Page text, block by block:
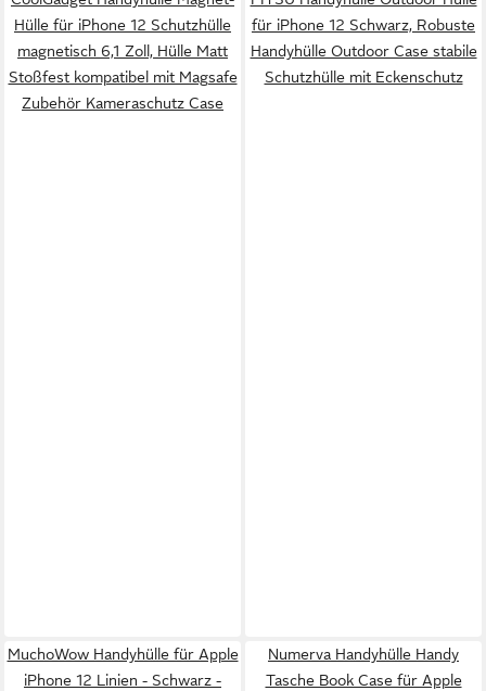
Hülle für iPhone 12 Schutzhülle
magnetisch 6,1 Zoll, Hülle Matt
Stoßfest kompatibel mit Magsafe
Zubehör Kameraschutz Case
für iPhone 12 Schwarz, Robuste
Handyhülle Outdoor Case stabile
Schutzhülle mit Eckenschutz
MuchoWow Handyhülle für Apple
iPhone 12 Linien - Schwarz -
Numerva Handyhülle Handy
Tasche Book Case für Apple